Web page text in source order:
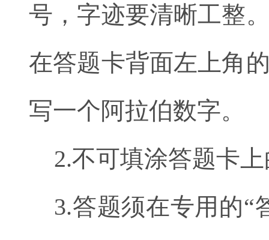
号，字迹要清晰工整
在答题卡背面左上角
写一个阿拉伯数字。
2.不可填涂答题卡
3.答题须在专用的“